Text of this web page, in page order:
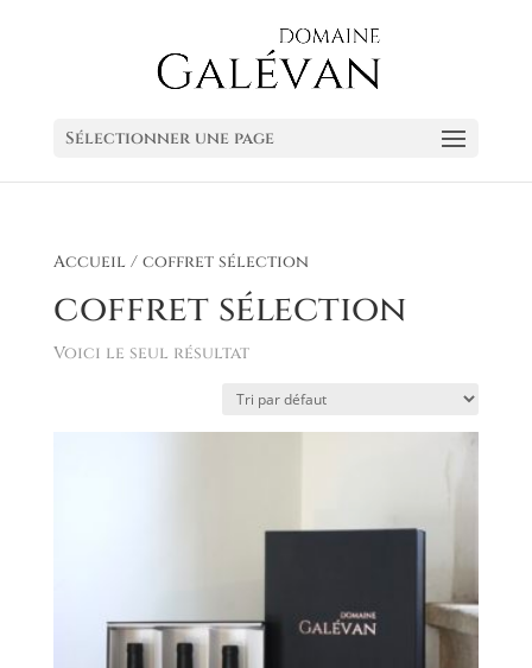
Sélectionner une page
Accueil / coffret sélection
coffret sélection
Voici le seul résultat